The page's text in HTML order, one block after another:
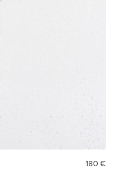
180 €